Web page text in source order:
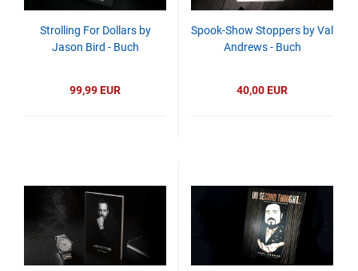
Strolling For Dollars by
Jason Bird - Buch
99,99 EUR
Spook-Show Stoppers by Val
Andrews - Buch
40,00 EUR